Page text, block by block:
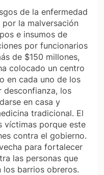
de la enfermedad
la malversación
e insumos de
por funcionarios
de $150 millones,
colocado un centro
en cada uno de los
desconfianza, los
en casa y
tradicional. El
víctimas porque este
contra el gobierno.
para fortalecer
las personas que
los barrios obreros.